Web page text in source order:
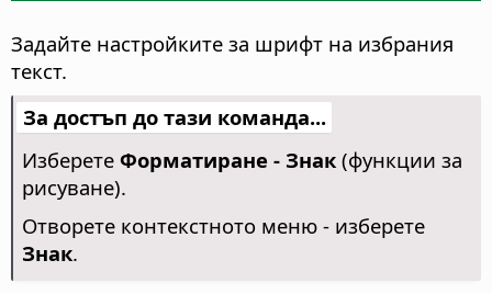
Задайте настройките за шрифт на избрания
текст.
За достъп до тази команда...
Изберете Форматиране - Знак(функции за
рисуване).
Отворете контекстното меню - изберете
Знак.